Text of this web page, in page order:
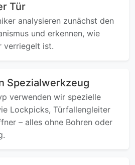
Tür
analysieren zunächst den
und erkennen, wie
verriegelt ist.
Spezialwerkzeug
verwenden wir spezielle
Lockpicks, Türfallengleiter
– alles ohne Bohren oder